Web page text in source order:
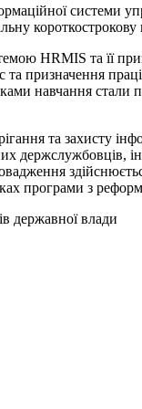
HRMIS та її
призначення
навчання
та захисту
держслужбовців,
програми з
державної влади